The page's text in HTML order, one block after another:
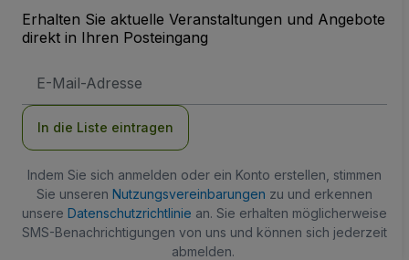
Erhalten Sie aktuelle Veranstaltungen und Angebote
direkt in Ihren Posteingang
Mail-
In die Liste eintragen
Indem Sie sich anmelden oder ein Konto erstellen, stimmen
Sie unseren Nutzungsvereinbarungen zu und erkennen
unsere Datenschutzrichtlinie an. Sie erhalten möglicherweise
SMS-Benachrichtigungen von uns und können sich jederzeit
abmelden.